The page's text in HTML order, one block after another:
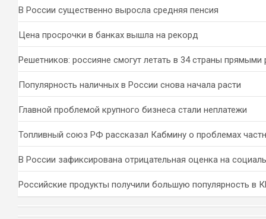
В России существенно выросла средняя пенсия
Цена просрочки в банках вышла на рекорд
Решетников: россияне смогут летать в 34 страны прямыми
Популярность наличных в России снова начала расти
Главной проблемой крупного бизнеса стали неплатежи
Топливный союз РФ рассказал Кабмину о проблемах
В России зафиксирована отрицательная оценка на
Российские продукты получили большую популярность в